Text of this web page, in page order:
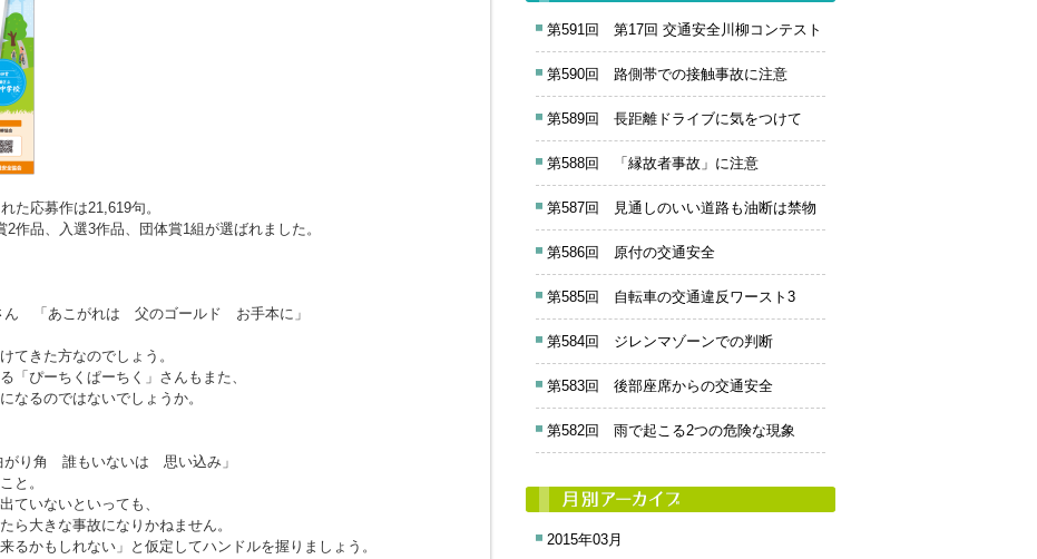
た応募作は21,619句。
作品、入選3作品、団体賞1組が選ばれました。
ん 「あこがれは 父のゴールド お手本に」
てきた方なのでしょう。
「ぴーちくぱーちく」さんもまた、
なるのではないでしょうか。
がり角 誰もいないは 思い込み」
と。
ていないといっても、
ら大きな事故になりかねません。
るかもしれない」と仮定してハンドルを握りましょう。
第591回 第17回 交通安全川柳コンテスト
第590回 路側帯での接触事故に注意
第589回 長距離ドライブに気をつけて
第588回 「縁故者事故」に注意
第587回 見通しのいい道路も油断は禁物
第586回 原付の交通安全
第585回 自転車の交通違反ワースト3
第584回 ジレンマゾーンでの判断
第583回 後部座席からの交通安全
第582回 雨で起こる2つの危険な現象
2015年03月